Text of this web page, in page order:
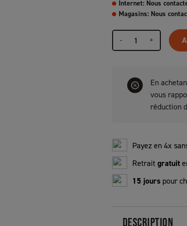
Internet: Nous
Magasins: Nous
- +
En
vous
réduction
Payez en 4x
Retraitgratuit
15 jours pour
DESCRIPTION